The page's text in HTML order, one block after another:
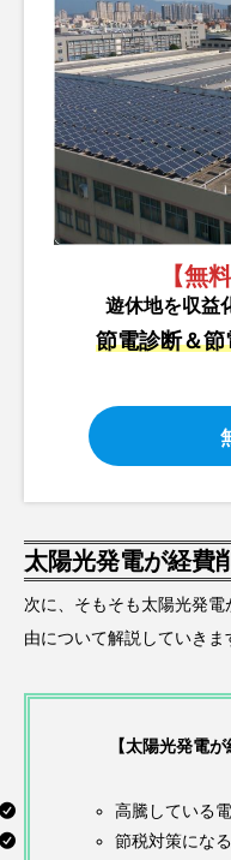
【無
遊休地を収益
節電診断＆
太陽光発電が経費
次に、そもそも太陽光発
由について解説していきま
【太陽光発電
高騰している
節税対策になる